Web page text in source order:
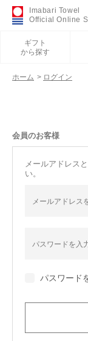
Imabari Towel
Official Online
ギフト
から探す
カテゴリから探す
刺繍について
今治タオルについて
ホーム > ログイン
会員のお客様
メールアドレス
い。
パスワード